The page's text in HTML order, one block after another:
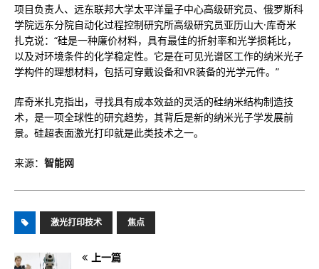
项目负责人、远东联邦大学太平洋量子中心高级研究员、俄罗斯科
学院远东分院自动化过程控制研究所高级研究员亚历山大·库奇米
扎克说：“硅是一种廉价材料，具有最佳的折射率和光学损耗比，
以及对环境条件的化学稳定性。它是在可见光谱区工作的纳米光子
学构件的理想材料，包括可穿戴设备和VR装备的光学元件。”
库奇米扎克指出，寻找具有成本效益的灵活的硅纳米结构制造技
术，是一项全球性的研究趋势，其背后是新的纳米光子学发展前
景。硅超表面激光打印就是此类技术之一。
来源： 智能网
激光打印技术 焦点
上一篇